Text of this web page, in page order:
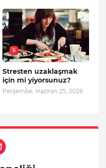
6
Stresten uzaklaşmak
için mi yiyorsunuz?
Perşembe, Haziran 25, 2026